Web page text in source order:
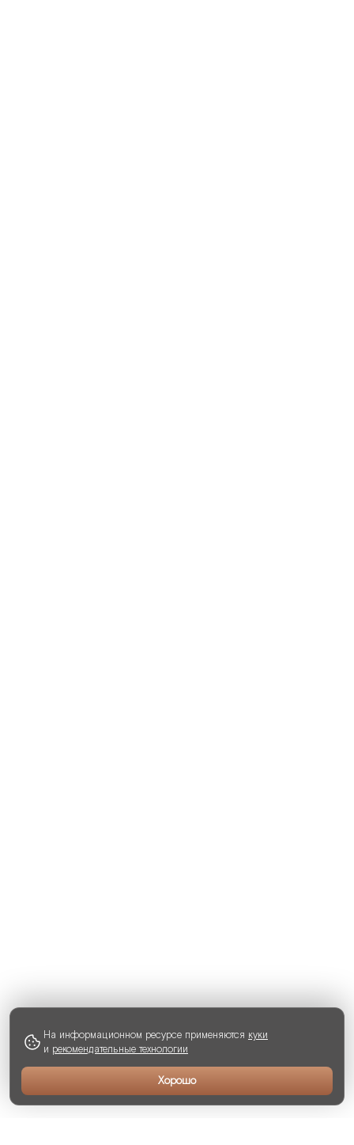
На информационном ресурсе применяются куки
и рекомендательные технологии
Хорошо